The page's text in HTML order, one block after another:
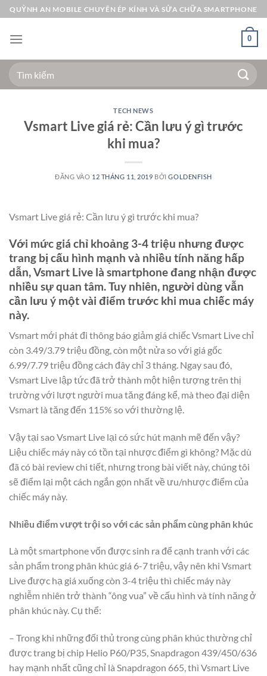
Bỏ
qua
nội
QUỲNH AN MOBILE CHUYÊN ÉP KÍNH VÀ SỬA CHỮA SMARTPHONE
0
Tìm
kiếm:
TECH NEWS
Vsmart Live giá rẻ: Cần lưu ý gì trước
khi mua?
ĐĂNG VÀO 12 THÁNG 11, 2019 BỞIGOLDENFISH
Vsmart Live giá rẻ: Cần lưu ý gì trước khi mua?
Với mức giá chỉ khoảng 3-4 triệu nhưng được
trang bị cấu hình mạnh và nhiều tính năng hấp
dẫn, Vsmart Live là smartphone đang nhận được
nhiều sự quan tâm. Tuy nhiên, người dùng vẫn
cần lưu ý một vài điểm trước khi mua chiếc máy
này.
Vsmart mới phát đi thông báo giảm giá chiếc Vsmart Live chỉ
còn 3.49/3.79 triệu đồng, còn một nửa so với giá gốc
6.99/7.79 triệu đồng cách đây chỉ 3 tháng. Ngay sau đó,
Vsmart Live lập tức đã trở thành một hiện tượng trên thị
trường với lượt người mua tăng đáng kể, mà theo đại diện
Vsmart là tăng đến 115% so với thường lệ.
Vậy tại sao Vsmart Live lại có sức hút mạnh mẽ đến vậy?
Liệu chiếc máy này có tồn tại nhược điểm gì không? Mặc dù
đã có bài review chi tiết, nhưng trong bài viết này, chúng tôi
sẽ điểm lại một cách ngắn gọn nhất về ưu/nhược điểm của
chiếc máy này.
Nhiều điểm vượt trội so với các sản phẩm cùng phân khúc
Là một smartphone vốn được sinh ra để cạnh tranh với các
sản phẩm trong phân khúc giá 6-7 triệu, vậy nên khi Vsmart
Live được hạ giá xuống còn 3-4 triệu thì chiếc máy này
nghiễm nhiên trở thành “ông vua” về cấu hình và tính năng ở
phân khúc này. Cụ thể:
– Trong khi những đối thủ trong cùng phân khúc thường chỉ
được trang bị chip Helio P60/P35, Snapdragon 439/450/636
hay mạnh nhất cũng chỉ là Snapdragon 665, thì Vsmart Live